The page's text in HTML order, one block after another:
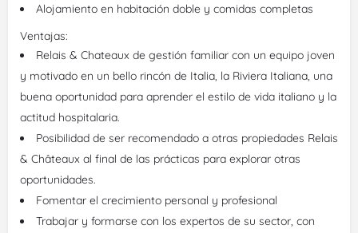
Alojamiento en habitación doble y comidas completas
Ventajas:
Relais & Chateaux de gestión familiar con un equipo joven
y motivado en un bello rincón de Italia, la Riviera Italiana, una
buena oportunidad para aprender el estilo de vida italiano y la
actitud hospitalaria.
Posibilidad de ser recomendado a otras propiedades Relais
& Châteaux al final de las prácticas para explorar otras
oportunidades.
Fomentar el crecimiento personal y profesional
Trabajar y formarse con los expertos de su sector, con